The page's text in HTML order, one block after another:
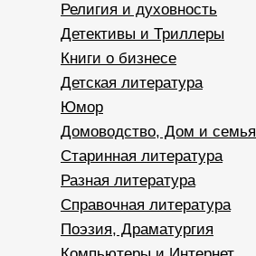
Религия и духовность
Детективы и Триллеры
Книги о бизнесе
Детская литература
Юмор
Домоводство, Дом и семья
Старинная литература
Разная литература
Справочная литература
Поэзия, Драматургия